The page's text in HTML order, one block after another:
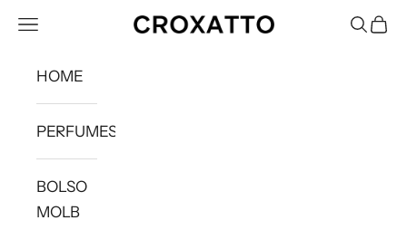
Croxatto
Menú Buscar
HOME
PERFUMES
BOLSO
MOLB